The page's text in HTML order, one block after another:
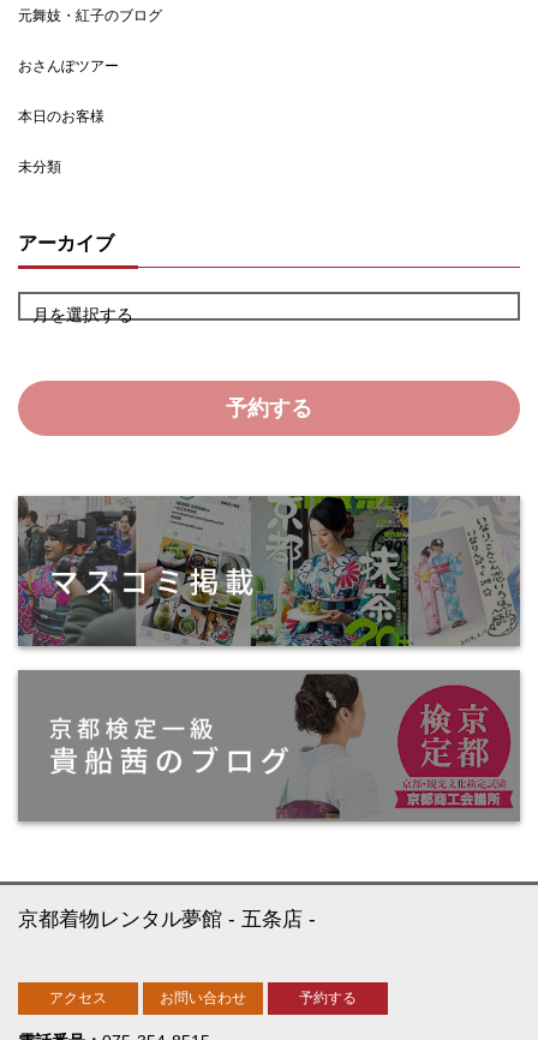
元舞妓・紅子のブログ
おさんぽツアー
本日のお客様
未分類
アーカイブ
月を選択する
予約する
京都着物レンタル夢館 五条店
アクセス お問い合わせ 予約する